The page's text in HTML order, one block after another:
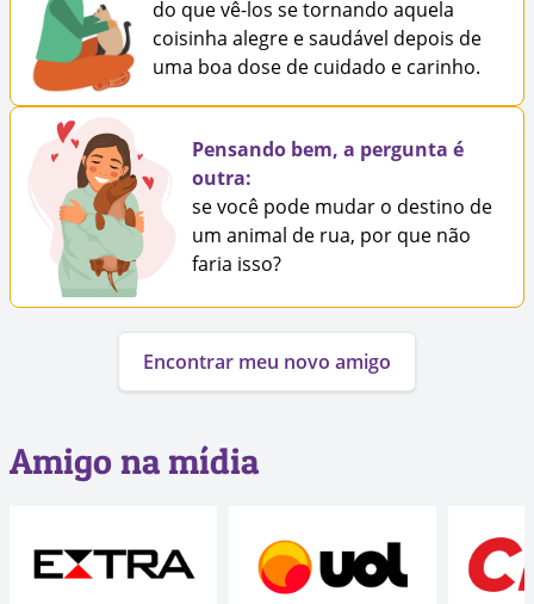
do que vê-los se tornando aquela
coisinha alegre e saudável depois de
uma boa dose de cuidado e carinho.
Pensando bem, a pergunta é
outra:
se você pode mudar o destino de
um animal de rua, por que não
faria isso?
Encontrar meu novo amigo
Amigo na mídia